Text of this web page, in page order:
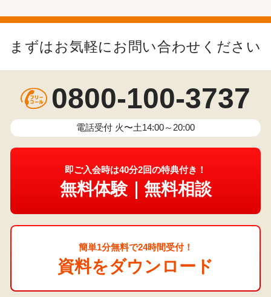
まずはお気軽にお問い合わせください
0800-100-3737
電話受付 火〜土14:00～20:00
即ご入会時は40分2回の特典付き！
無料体験｜無料相談
簡単1分無料で24時間受付！
資料をダウンロード